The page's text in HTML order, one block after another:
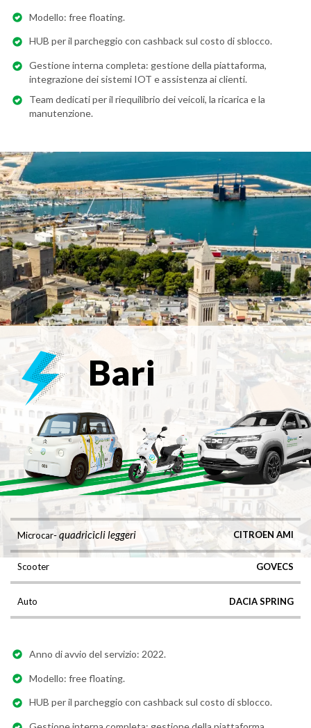
Modello: free floating.
HUB per il parcheggio con cashback sul costo di sblocco.
Gestione interna completa: gestione della piattaforma,
integrazione dei sistemi IOT e assistenza ai clienti.
Team dedicati per il riequilibrio dei veicoli, la ricarica e la
manutenzione.
Bari
Microcar- quadricicli leggeri CITROEN AMI
Scooter GOVECS
Auto DACIA SPRING
Anno di avvio del servizio: 2022.
Modello: free floating.
HUB per il parcheggio con cashback sul costo di sblocco.